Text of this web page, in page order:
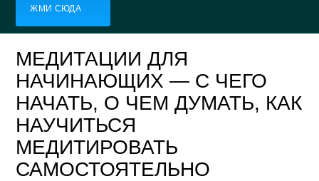
ЖМИ СЮДА
МЕДИТАЦИИ ДЛЯ
НАЧИНАЮЩИХ — С ЧЕГО
НАЧАТЬ, О ЧЕМ ДУМАТЬ, КАК
НАУЧИТЬСЯ
МЕДИТИРОВАТЬ
САМОСТОЯТЕЛЬНО